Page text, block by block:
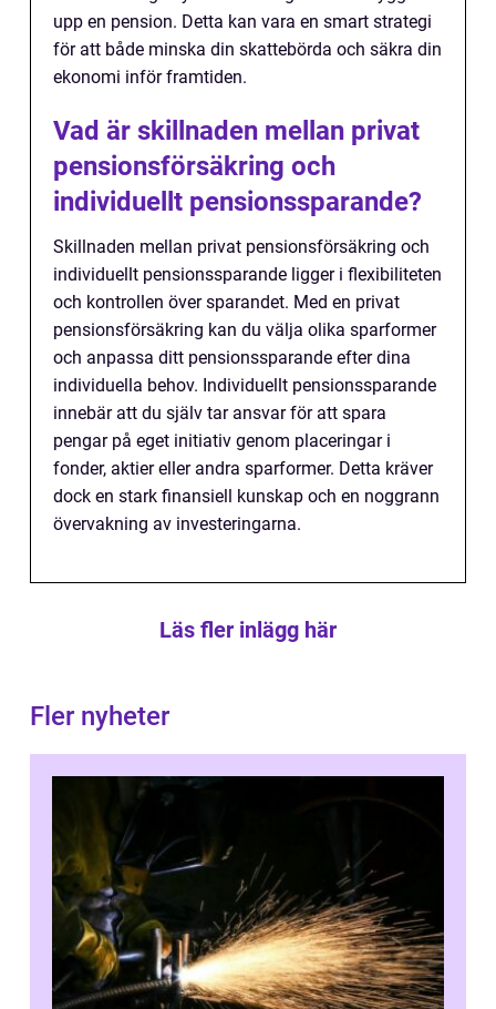
upp en pension. Detta kan vara en smart strategi
för att både minska din skattebörda och säkra din
ekonomi inför framtiden.
Vad är skillnaden mellan privat
pensionsförsäkring och
individuellt pensionssparande?
Skillnaden mellan privat pensionsförsäkring och
individuellt pensionssparande ligger i flexibiliteten
och kontrollen över sparandet. Med en privat
pensionsförsäkring kan du välja olika sparformer
och anpassa ditt pensionssparande efter dina
individuella behov. Individuellt pensionssparande
innebär att du själv tar ansvar för att spara
pengar på eget initiativ genom placeringar i
fonder, aktier eller andra sparformer. Detta kräver
dock en stark finansiell kunskap och en noggrann
övervakning av investeringarna.
Läs fler inlägg här
Fler nyheter